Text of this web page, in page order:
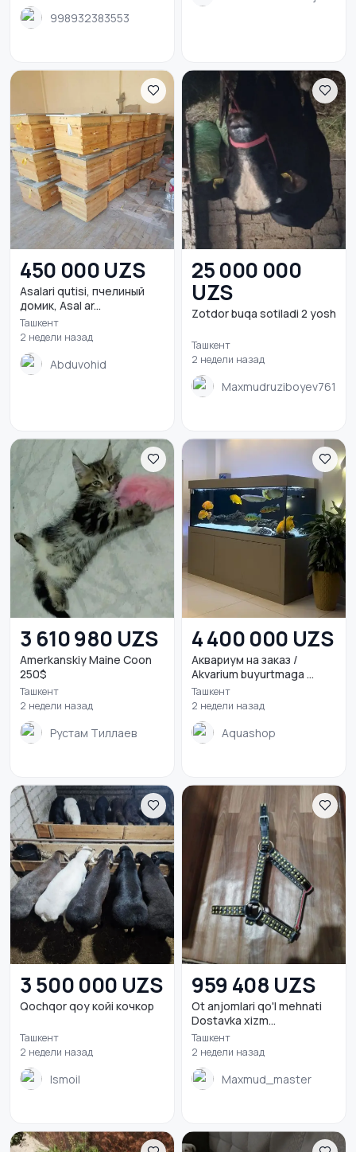
998932383553
450 000 UZS
Asalari qutisi, пчелиный
домик, Asal ar...
Ташкент
2 недели назад
Abduvohid
25 000 000
UZS
Zotdor buqa sotiladi 2 yosh
Ташкент
2 недели назад
Maxmudruziboyev761
3 610 980 UZS
Amerkanskiy Maine Coon
250$
Ташкент
2 недели назад
Рустам Тиллаев
4 400 000 UZS
Аквариум на заказ /
Akvarium buyurtmaga ...
Ташкент
2 недели назад
Aquashop
3 500 000 UZS
Qochqor qoy койi кочкор
Ташкент
2 недели назад
Ismoil
959 408 UZS
Ot anjomlari qo'l mehnati
Dostavka xizm...
Ташкент
2 недели назад
Maxmud_master